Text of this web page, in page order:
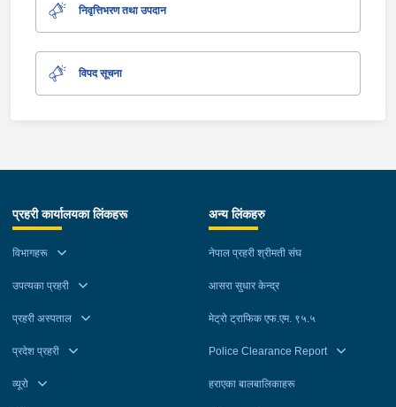
निवृत्तिभरण तथा उपदान
विपद सूचना
प्रहरी कार्यालयका लिंकहरू
विभागहरू
उपत्यका प्रहरी
प्रहरी अस्पताल
प्रदेश प्रहरी
व्यूरो
अन्य लिंकहरु
नेपाल प्रहरी श्रीमती संघ
आसरा सुधार केन्द्र
मेट्रो ट्राफिक एफ.एम. ९५.५
Police Clearance Report
हराएका बालबालिकाहरू